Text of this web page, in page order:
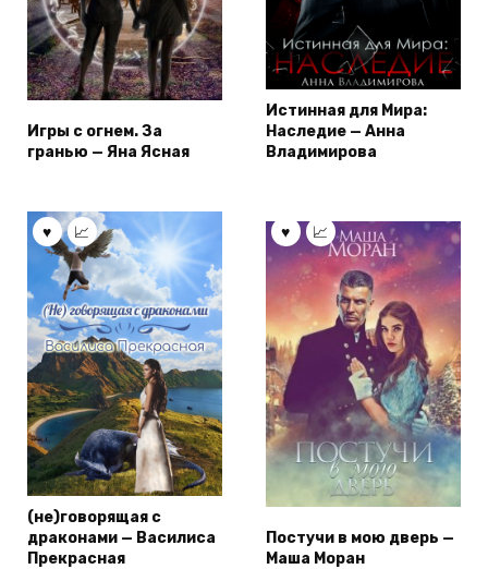
Игры с огнем. За
гранью — Яна Ясная
Истинная для Мира:
Наследие — Анна
Владимирова
(не)говорящая с
драконами — Василиса
Прекрасная
Постучи в мою дверь —
Маша Моран